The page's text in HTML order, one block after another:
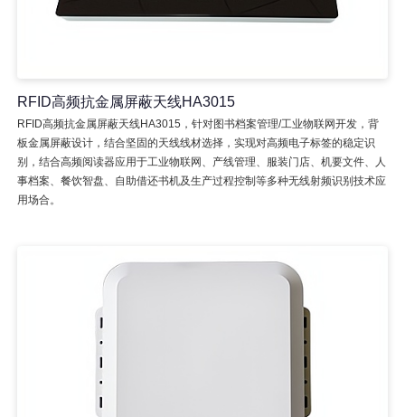
RFID高频抗金属屏蔽天线HA3015
RFID高频抗金属屏蔽天线HA3015，针对图书档案管理/工业物联网开发，背
板金属屏蔽设计，结合坚固的天线线材选择，实现对高频电子标签的稳定识
别，结合高频阅读器应用于工业物联网、产线管理、服装门店、机要文件、人
事档案、餐饮智盘、自助借还书机及生产过程控制等多种无线射频识别技术应
用场合。